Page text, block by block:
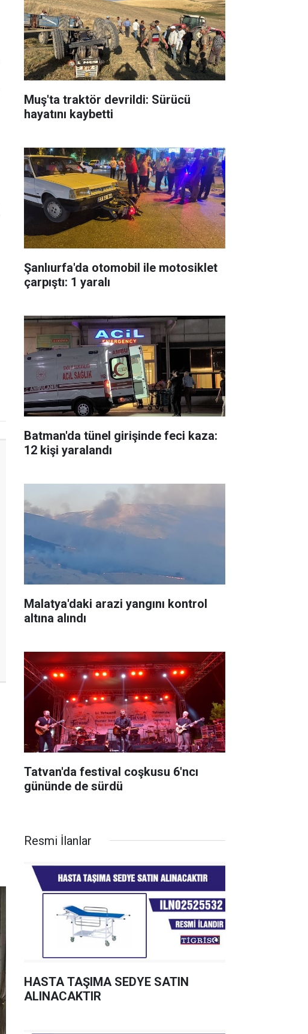
Muş'ta traktör devrildi: Sürücü
hayatını kaybetti
Şanlıurfa'da otomobil ile motosiklet
çarpıştı: 1 yaralı
Batman'da tünel girişinde feci kaza:
12 kişi yaralandı
Malatya'daki arazi yangını kontrol
altına alındı
Tatvan'da festival coşkusu 6'ncı
gününde de sürdü
Resmi İlanlar
HASTA TAŞIMA SEDYE SATIN
ALINACAKTIR